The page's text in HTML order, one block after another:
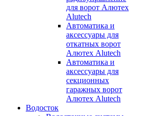
для ворот Алютех
Alutech
Автоматика и
аксессуары для
откатных ворот
Алютех Alutech
Автоматика и
аксессуары для
секционных
гаражных ворот
Алютех Alutech
Водосток